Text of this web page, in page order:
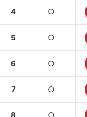
4 ○
5 ○
6 ○
7 ○